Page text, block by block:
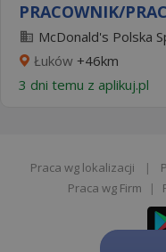
PRACOWNIK/
McDonald's Polska
Łuków +46km
3 dni temu z aplikuj.pl
Praca wg lokalizacji |
Praca wg Firm
|